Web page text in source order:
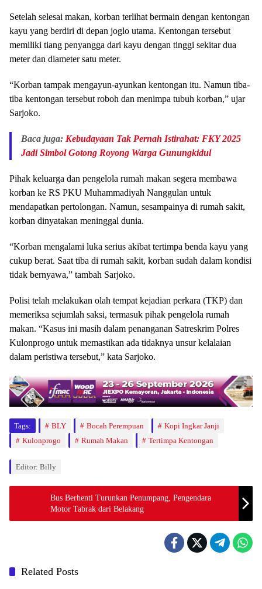
Setelah selesai makan, korban terlihat bermain dengan kentongan
kayu yang berdiri di depan joglo utama. Kentongan tersebut
memiliki tiang penyangga dari kayu dengan tinggi sekitar dua
meter dan diameter satu meter.
“Korban tampak mengayun-ayunkan kentongan itu. Namun tiba-
tiba kentongan tersebut roboh dan menimpa tubuh korban,” ujar
Sarjoko.
Baca juga: Kebudayaan Tak Pernah Istirahat: FKY 2025
Jadi Simbol Gotong Royong Warga Gunungkidul
Pihak keluarga dan pengelola rumah makan segera membawa
korban ke RS PKU Muhammadiyah Nanggulan untuk
mendapatkan pertolongan. Namun, sesampainya di rumah sakit,
korban dinyatakan meninggal dunia.
“Korban mengalami luka serius akibat tertimpa benda kayu yang
cukup berat. Saat tiba di rumah sakit, korban sudah dalam kondisi
tidak bernyawa,” tambah Sarjoko.
Polisi telah melakukan olah tempat kejadian perkara (TKP) dan
memeriksa sejumlah saksi, termasuk pihak pengelola rumah
makan. “Kasus ini masih dalam penanganan Satreskrim Polres
Kulonprogo untuk memastikan ada tidaknya unsur kelalaian
dalam peristiwa tersebut,” kata Sarjoko.
Tags: BLY Bocah Perempuan
Kopi Ingkar Janji
Kulonprogo
Rumah Makan Tertimpa Kentongan
Editor: Billy
Bus Berhenti Turunkan Penumpang, Pengendara
Motor Tabrak dari Belakang
Related Posts
Berita